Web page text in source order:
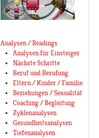
Analysen / Readings
Analysen für Einsteiger
Nächste Schritte
Beruf und Berufung
Eltern / Kinder / Familie
Beziehungen / Sexualität
Coaching / Begleitung
Zyklenanalysen
Gesundheitsanalysen
Tiefenanalysen